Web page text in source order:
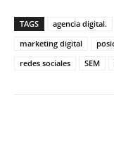
TAGS agencia digital.
marketing digital
redes sociales
SEM